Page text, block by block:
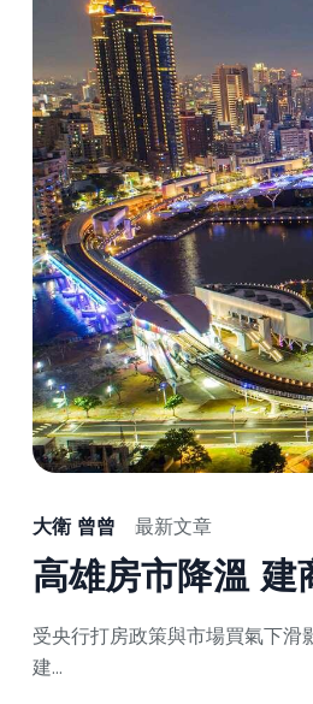
大衛 曾曾 最新文章
高雄房市降溫 建
受央行打房政策與市場買氣下
建...